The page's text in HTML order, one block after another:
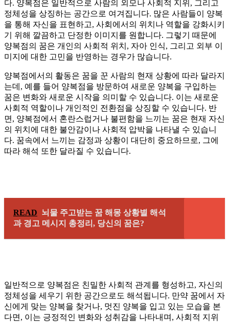
다. 양복점은 일반적으로 사람의 외모나 사회적 지위, 그리고
정체성을 상징하는 공간으로 여겨집니다. 많은 사람들이 양복
을 통해 자신을 표현하고, 사회에서의 위치나 역할을 강화시키
기 위해 깔끔하고 단정한 이미지를 원합니다. 그렇기 때문에
양복점의 꿈은 개인의 사회적 위치, 자아 인식, 그리고 외부 이
미지에 대한 고민을 반영하는 경우가 많습니다.
양복점에서의 활동은 꿈을 꾼 사람의 현재 상황에 따라 달라지
는데, 예를 들어 양복점을 방문하여 새로운 양복을 구입하는
꿈은 변화와 새로운 시작을 의미할 수 있습니다. 이는 새로운
사회적 역할이나 개인적인 전환점을 상징할 수 있습니다. 반
면, 양복점에서 혼란스럽거나 불편함을 느끼는 꿈은 현재 자신
의 위치에 대한 불안감이나 사회적 압박을 나타낼 수 있습니
다. 꿈속에서 느끼는 감정과 상황이 대단히 중요하므로, 그에
따라 해석 또한 달라질 수 있습니다.
READ 뇌물 주고받는 꿈 해몽 상황별 해석
과 경고 메시지 총정리, 당신의 꿈은?
일반적으로 양복점은 친밀한 사회적 관계를 형성하고, 자신의
정체성을 세우기 위한 공간으로도 해석됩니다. 만약 꿈에서 자
신에게 맞는 양복을 찾거나, 멋진 양복을 입고 있는 모습을 본
다면, 이는 긍정적인 변화와 성취감을 나타내며, 사회적 지위